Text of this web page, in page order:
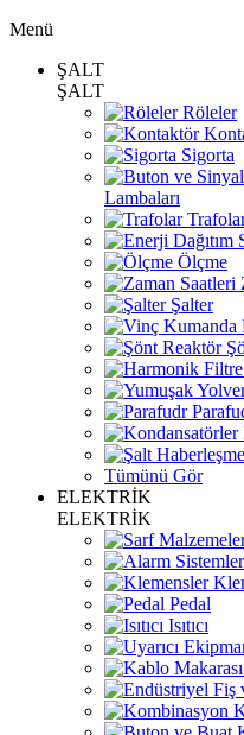
Menü
ŞALT
ŞALT
Röleler
Sigorta
Lambaları
Ölçme
Şalter
Tümünü Gör
ELEKTRİK
ELEKTRİK
Pedal
Isıtıcı